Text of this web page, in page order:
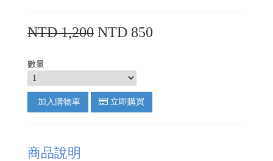
NTD 1,200 NTD 850
數量
加入購物車 立即購買
商品說明